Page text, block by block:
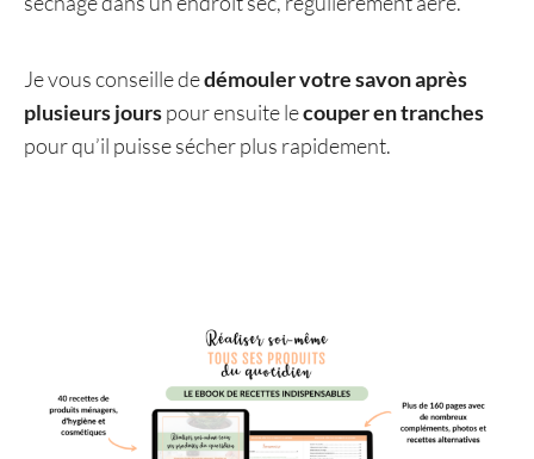
Je vous conseille dedémouler votre savon après
plusieurs jourspour ensuite lecouper en tranches
pour qu’il puisse sécher plus rapidement.